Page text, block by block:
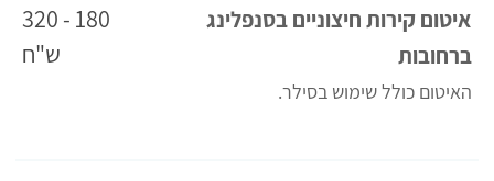
איטום קירות חיצוניים בסנפלינג
ברחובות
האיטום כולל שימוש בסילר.
180 - 320
ש"ח